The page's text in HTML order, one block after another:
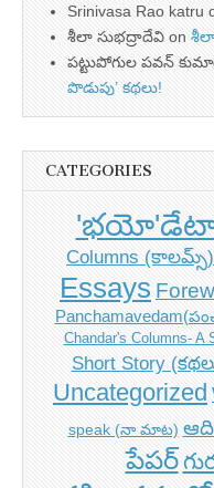
Srinivasa Rao katru
శీలా సుభద్రాదేవి on
పట్టుపోగుల పవన్
పొడుపు’ కథలు!
CATEGORIES
Columns (కాలమ్స్)
Essays
Chandar's Columns- A
Short Story
Uncategorized
speak (నా మాట)
పేపర్